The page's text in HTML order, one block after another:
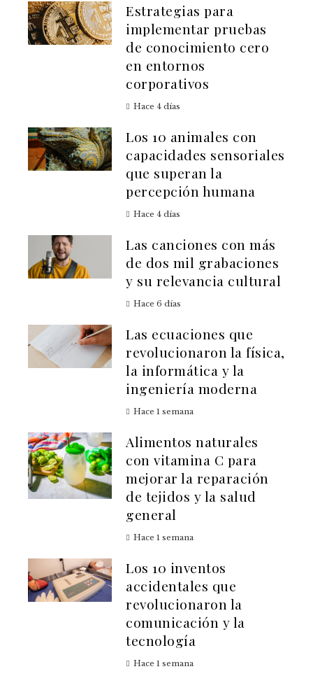
Estrategias para
implementar pruebas
de conocimiento cero
en entornos
corporativos
Hace 4 días
Los 10 animales con
capacidades sensoriales
que superan la
percepción humana
Hace 4 días
Las canciones con más
de dos mil grabaciones
y su relevancia cultural
Hace 6 días
Las ecuaciones que
revolucionaron la física,
la informática y la
ingeniería moderna
Hace 1 semana
Alimentos naturales
con vitamina C para
mejorar la reparación
de tejidos y la salud
general
Hace 1 semana
Los 10 inventos
accidentales que
revolucionaron la
comunicación y la
tecnología
Hace 1 semana